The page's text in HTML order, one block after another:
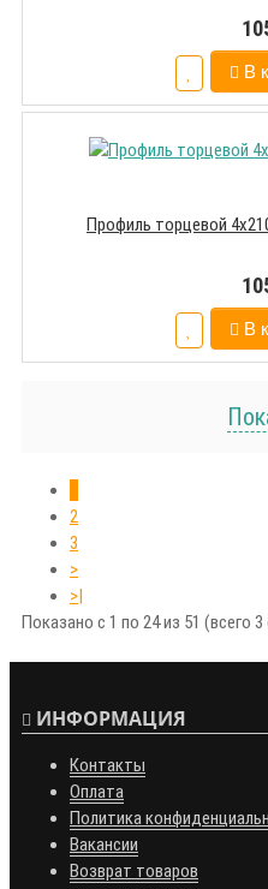
В
Профиль торцевой
В
2
3
>
>|
Показано с 1 по 24 из 51 (всего
ИНФОРМАЦИЯ
Контакты
Оплата
Политика
Вакансии
Возврат товаров